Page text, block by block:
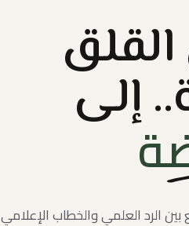
إلى
الرد العلمي والخطاب الإعلامي